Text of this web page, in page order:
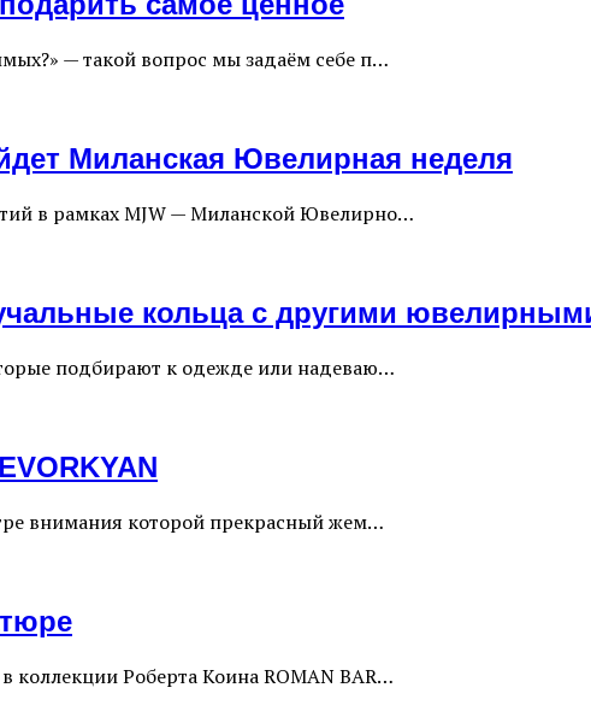
— такой вопрос мы задаём себе п…
Миланская Ювелирная неделя
в рамках MJW — Миланской Ювелирно…
кольца с другими
подбирают к одежде или надеваю…
внимания которой прекрасный жем…
коллекции Роберта Коина ROMAN BAR…